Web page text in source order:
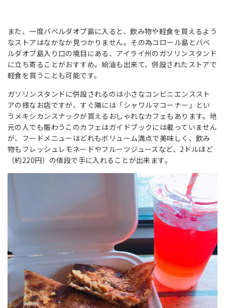
また、一度バベルダオブ島に入ると、飲み物や軽食を買えるよう
なストアはなかなか見つかりません。その為コロール島とバベ
ルダオブ島入り口の境目にある、アイライ州のガソリンスタンド
に立ち寄ることがおすすめ。給油も出来て、併設されたストアで
軽食を買うことも可能です。
ガソリンスタンドに併設されるのは小さなコンビニエンススト
アの様なお店ですが、すぐ隣には「シャワルマコーナー」とい
うメキシカンスナックが買えるおしゃれなカフェもあります。地
元の人でも賑わうこのカフェはガイドブックには載っていません
が、フードメニューはどれもボリューム満点で美味しく、飲み
物もフレッシュレモネードやフルーツジュースなど、2ドルほど
（約220円）の値段で手に入れることが出来ます。